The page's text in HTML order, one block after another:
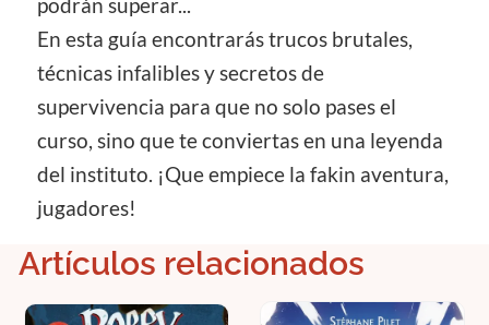
podrán superar...
En esta guía encontrarás trucos brutales,
técnicas infalibles y secretos de
supervivencia para que no solo pases el
curso, sino que te conviertas en una leyenda
del instituto. ¡Que empiece la fakin aventura,
jugadores!
Artículos relacionados